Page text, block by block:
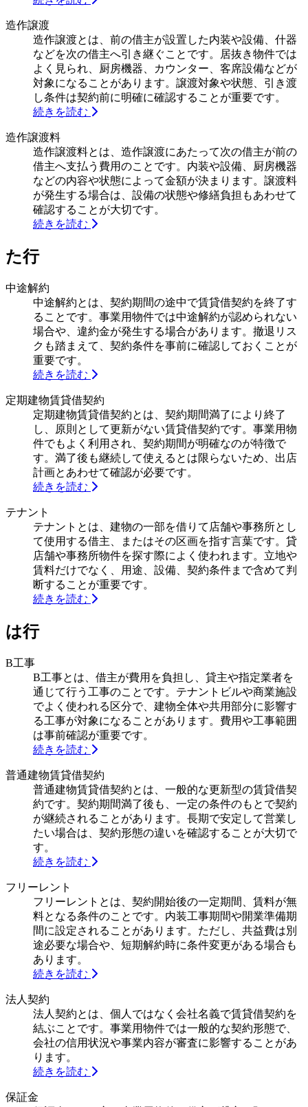
造作譲渡
造作譲渡とは、前の借主が設置した内装や設備、什器
などを次の借主へ引き継ぐことです。居抜き物件では
よく見られ、厨房機器、カウンター、客席設備などが
対象になることがあります。譲渡対象や状態、引き渡
し条件は契約前に明確に確認することが重要です。
続きを読む
造作譲渡料
造作譲渡料とは、造作譲渡にあたって次の借主が前の
借主へ支払う費用のことです。内装や設備、厨房機器
などの内容や状態によって金額が決まります。譲渡料
が発生する場合は、設備の状態や修繕負担もあわせて
確認することが大切です。
続きを読む
た行
中途解約
中途解約とは、契約期間の途中で賃貸借契約を終了す
ることです。事業用物件では中途解約が認められない
場合や、違約金が発生する場合があります。撤退リス
クも踏まえて、契約条件を事前に確認しておくことが
重要です。
続きを読む
定期建物賃貸借契約
定期建物賃貸借契約とは、契約期間満了により終了
し、原則として更新がない賃貸借契約です。事業用物
件でもよく利用され、契約期間が明確なのが特徴で
す。満了後も継続して使えるとは限らないため、出店
計画とあわせて確認が必要です。
続きを読む
テナント
テナントとは、建物の一部を借りて店舗や事務所とし
て使用する借主、またはその区画を指す言葉です。貸
店舗や事務所物件を探す際によく使われます。立地や
賃料だけでなく、用途、設備、契約条件まで含めて判
断することが重要です。
続きを読む
は行
B工事
B工事とは、借主が費用を負担し、貸主や指定業者を
通じて行う工事のことです。テナントビルや商業施設
でよく使われる区分で、建物全体や共用部分に影響す
る工事が対象になることがあります。費用や工事範囲
は事前確認が重要です。
続きを読む
普通建物賃貸借契約
普通建物賃貸借契約とは、一般的な更新型の賃貸借契
約です。契約期間満了後も、一定の条件のもとで契約
が継続されることがあります。長期で安定して営業し
たい場合は、契約形態の違いを確認することが大切で
す。
続きを読む
フリーレント
フリーレントとは、契約開始後の一定期間、賃料が無
料となる条件のことです。内装工事期間や開業準備期
間に設定されることがあります。ただし、共益費は別
途必要な場合や、短期解約時に条件変更がある場合も
あります。
続きを読む
法人契約
法人契約とは、個人ではなく会社名義で賃貸借契約を
結ぶことです。事業用物件では一般的な契約形態で、
会社の信用状況や事業内容が審査に影響することがあ
ります。
続きを読む
保証金